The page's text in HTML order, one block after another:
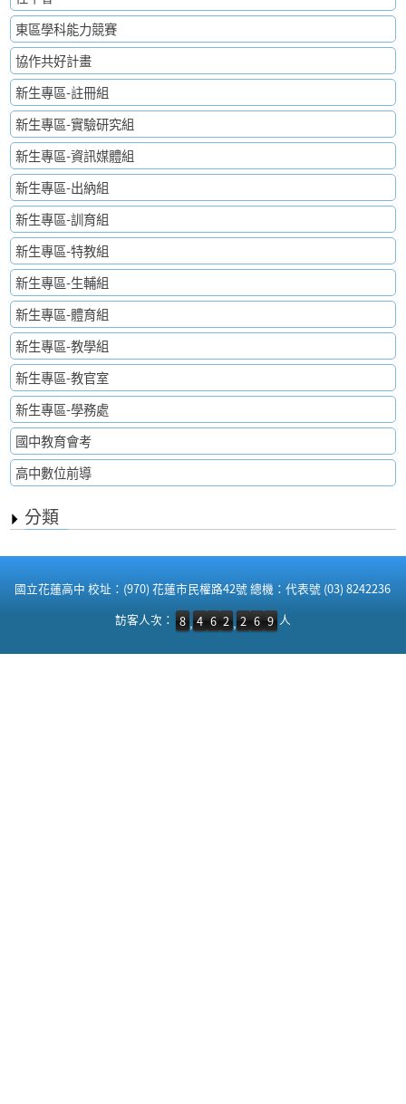
東區學科能力競賽
協作共好計畫
新生專區-註冊組
新生專區-實驗研究組
新生專區-資訊媒體組
新生專區-出納組
新生專區-訓育組
新生專區-特教組
新生專區-生輔組
新生專區-體育組
新生專區-教學組
新生專區-教官室
新生專區-學務處
國中教育會考
高中數位前導
分類
國立花蓮高中 校址：(970) 花蓮市民權路42號 總機：代表號 (03) 8242236
訪客人次：8,462,269 人
訪客人次： 8 , 4 6 2 , 2 6 9 人